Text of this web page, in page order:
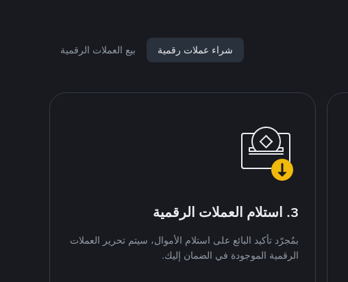
شراء عملات رقمية بيع العملات الرقمية
3. استلام العملات الرقمية
بمُجرّد تأكيد البائع على استلام الأموال، سيتم تحرير العملات
الرقمية الموجودة في الضمان إليك.